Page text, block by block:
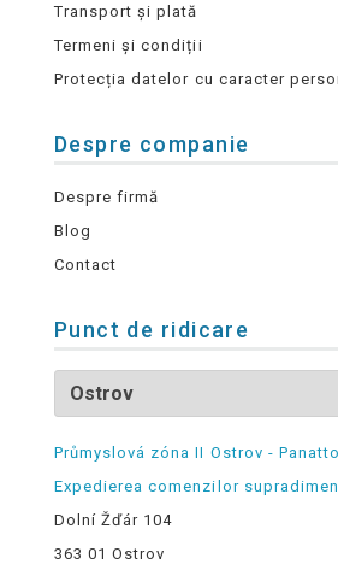
Transport și plată
Termeni și condiții
Protecția datelor cu caracter
Despre companie
Despre firmă
Blog
Contact
Punct de ridicare
Průmyslová zóna II Ostrov -
Expedierea comenzilor
Dolní Žďár 104
363 01 Ostrov